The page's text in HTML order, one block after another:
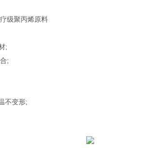
级聚丙烯原料
;
;
不变形;